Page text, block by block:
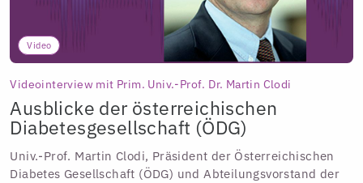
Video
Videointerview mit Prim. Univ.-Prof. Dr. Martin Clodi
Ausblicke der österreichischen
Diabetesgesellschaft (ÖDG)
Univ.-Prof. Martin Clodi, Präsident der Österreichischen
Diabetes Gesellschaft (ÖDG) und Abteilungsvorstand der